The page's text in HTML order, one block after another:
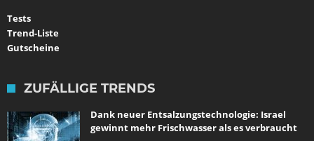
Tests
Trend-Liste
Gutscheine
ZUFÄLLIGE TRENDS
Dank neuer Entsalzungstechnologie: Israel
gewinnt mehr Frischwasser als es verbraucht